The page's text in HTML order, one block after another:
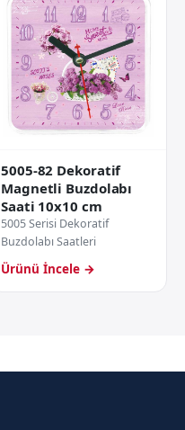
5005-82 Dekoratif
Magnetli Buzdolabı
Saati 10x10 cm
5005 Serisi Dekoratif
Buzdolabı Saatleri
Ürünü İncele →